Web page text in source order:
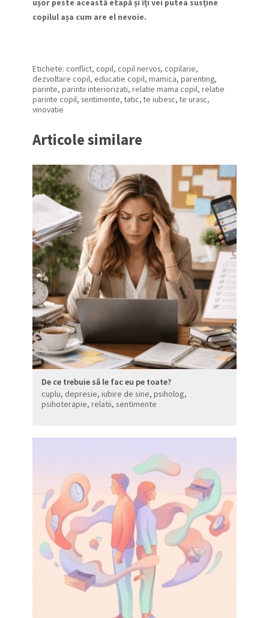
ușor peste această etapă și îți vei putea susține
copilul așa cum are el nevoie.
Etichete: conflict, copil, copil nervos, copilarie,
dezvoltare copil, educatie copil, mamica, parenting,
parinte, parintii interiorizati, relatie mama copil, relatie
parinte copil, sentimente,tatic,te iubesc,te urasc,
vinovatie
Articole similare
De ce trebuie să le fac eu pe toate?
cuplu, depresie,iubire de sine,psiholog,
psihoterapie,relatii,sentimente